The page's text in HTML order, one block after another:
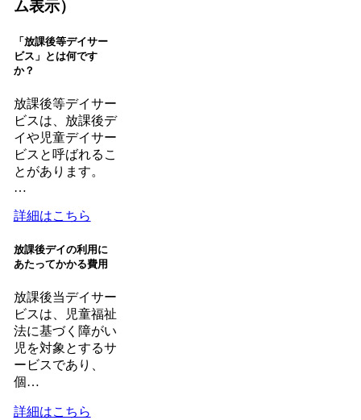
ム表示）
「放課後等デイサー
ビス」とは何です
か？
放課後等デイサー
ビスは、放課後デ
イや児童デイサー
ビスと呼ばれるこ
とがあります。
…
詳細はこちら
放課後デイの利用に
あたってかかる費用
放課後当デイサー
ビスは、児童福祉
法に基づく障がい
児を対象とするサ
ービスであり、
個…
詳細はこちら